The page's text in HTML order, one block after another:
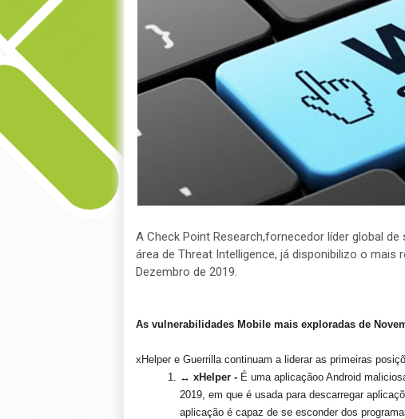
A Check Point Research,fornecedor líder global
área de Threat Intelligence, já disponibilizo o mais
Dezembro de 2019.
As vulnerabilidades Mobile mais exploradas de
xHelper e Guerrilla continuam a liderar as primeiras
↔ xHelper - É uma aplicaçãoo Android
2019, em que é usada para descarregar
aplicação é capaz de se esconder dos